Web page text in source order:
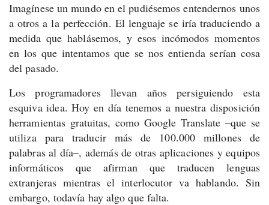
Imagínese un mundo en el pudiésemos entendernos unos
a otros a la perfección. El lenguaje se iría traduciendo a
medida que hablásemos, y esos incómodos momentos
en los que intentamos que se nos entienda serían cosa
del pasado.
Los programadores llevan años persiguiendo esta
esquiva idea. Hoy en día tenemos a nuestra disposición
herramientas gratuitas, como Google Translate ‒que se
utiliza para traducir más de 100.000 millones de
palabras al día‒, además de otras aplicaciones y equipos
informáticos que afirman que traducen lenguas
extranjeras mientras el interlocutor va hablando. Sin
embargo, todavía hay algo que falta.